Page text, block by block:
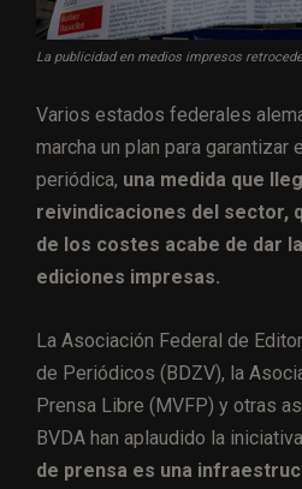
La publicidad en medios impresos
Varios estados federales
marcha un plan para garantizar
periódica, una medida que
reivindicaciones del sector,
de los costes acabe de dar
ediciones impresas.
La Asociación Federal de
de Periódicos (BDZV), la
Prensa Libre (MVFP) y otras
BVDA han aplaudido la
de prensa es una